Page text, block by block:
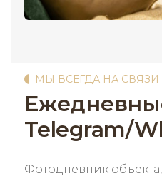
МЫ ВСЕГДА НА СВЯЗИ
Telegram/
Фотодневник